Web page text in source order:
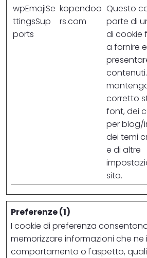
wpEmojiSe
ttingsSup
ports
kopendoo
rs.com
Questo
parte di
di cookie
a fornire e
corretto
font, dei
per blog/
dei temi
e di altre
sito.
Preferenze (1)
I cookie di preferenza
memorizzare informazioni che ne
comportamento o l'aspetto,